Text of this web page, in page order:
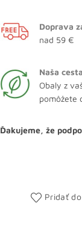
Doprava
nad 59 €
Naša
Obaly z
pomôžete
Ďakujeme, že
Pridať